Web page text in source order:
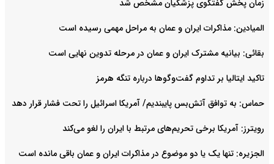
زمان پخش گفتگوی پزشکیان مشخص شد
المیادین: مذاکرات ایران و عمان به مراحل مهمی رسیده است
بقائی: بیانیه مشترک ایران و عمان در مرحله تدوین نهایی است
تاکید ایتالیا بر تداوم گفت‌وگوها درباره تنگه هرمز
حماس: به توافق آتش‌بس پایبندیم/ آمریکا اسرائیل را تحت فشار قرار دهد
رویترز: آمریکا برخی تحریم‌های مرتبط با ایران را لغو می‌کند
الجزیره: تنها یک یا دو موضوع در مذاکرات ایران و عمان باقی مانده است